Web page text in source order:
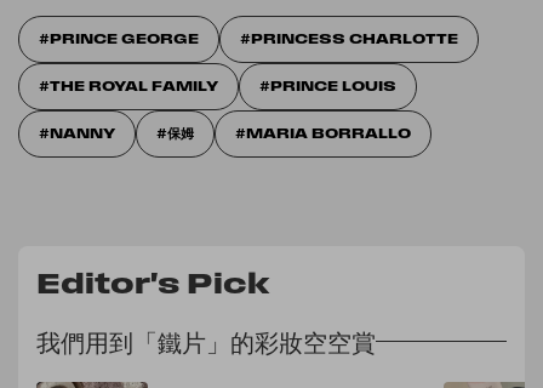
PRINCE GEORGE​ PRINCESS CHARLOTTE
THE ROYAL FAMILY PRINCE LOUIS
NANNY 保姆 MARIA BORRALLO
Editor's Pick
我們用到「鐵片」的彩妝空空賞